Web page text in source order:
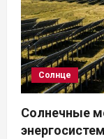
Солнце
Солнечные